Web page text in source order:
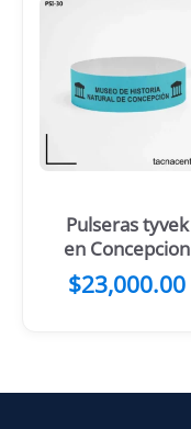
Pulseras tyvek
en Concepcion
$23,000.00